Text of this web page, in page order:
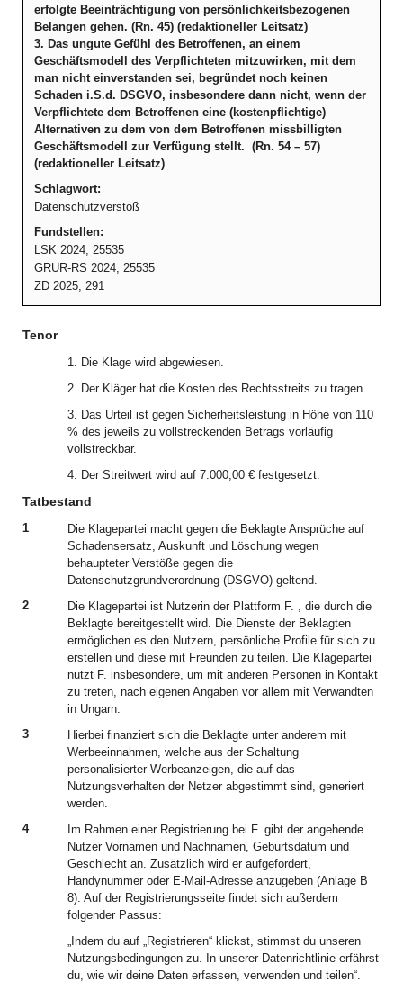
erfolgte Beeinträchtigung von persönlichkeitsbezogenen
Belangen gehen. (Rn. 45) (redaktioneller Leitsatz)
3. Das ungute Gefühl des Betroffenen, an einem
Geschäftsmodell des Verpflichteten mitzuwirken, mit dem
man nicht einverstanden sei, begründet noch keinen
Schaden i.S.d. DSGVO, insbesondere dann nicht, wenn der
Verpflichtete dem Betroffenen eine (kostenpflichtige)
Alternativen zu dem von dem Betroffenen missbilligten
Geschäftsmodell zur Verfügung stellt. (Rn. 54 – 57)
(redaktioneller Leitsatz)
Schlagwort:
Datenschutzverstoß
Fundstellen:
LSK 2024, 25535
GRUR-RS 2024, 25535
ZD 2025, 291
Tenor
1. Die Klage wird abgewiesen.
2. Der Kläger hat die Kosten des Rechtsstreits zu tragen.
3. Das Urteil ist gegen Sicherheitsleistung in Höhe von 110
% des jeweils zu vollstreckenden Betrags vorläufig
vollstreckbar.
4. Der Streitwert wird auf 7.000,00 € festgesetzt.
Tatbestand
1
Die Klagepartei macht gegen die Beklagte Ansprüche auf
Schadensersatz, Auskunft und Löschung wegen
behaupteter Verstöße gegen die
Datenschutzgrundverordnung (DSGVO) geltend.
2
Die Klagepartei ist Nutzerin der Plattform F. , die durch die
Beklagte bereitgestellt wird. Die Dienste der Beklagten
ermöglichen es den Nutzern, persönliche Profile für sich zu
erstellen und diese mit Freunden zu teilen. Die Klagepartei
nutzt F. insbesondere, um mit anderen Personen in Kontakt
zu treten, nach eigenen Angaben vor allem mit Verwandten
in Ungarn.
3
Hierbei finanziert sich die Beklagte unter anderem mit
Werbeeinnahmen, welche aus der Schaltung
personalisierter Werbeanzeigen, die auf das
Nutzungsverhalten der Netzer abgestimmt sind, generiert
werden.
4
Im Rahmen einer Registrierung bei F. gibt der angehende
Nutzer Vornamen und Nachnamen, Geburtsdatum und
Geschlecht an. Zusätzlich wird er aufgefordert,
Handynummer oder E-Mail-Adresse anzugeben (Anlage B
8). Auf der Registrierungsseite findet sich außerdem
folgender Passus:
„Indem du auf „Registrieren“ klickst, stimmst du unseren
Nutzungsbedingungen zu. In unserer Datenrichtlinie erfährst
du, wie wir deine Daten erfassen, verwenden und teilen“.